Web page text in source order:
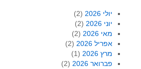
יולי 2026
(2)
יוני 2026
(2)
מאי 2026
(2)
אפריל 2026
(2)
מרץ 2026
(1)
פברואר 2026
(2)